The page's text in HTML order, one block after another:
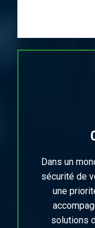
Dans un
sécurité de
une
solutions